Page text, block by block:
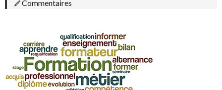
Commentaires